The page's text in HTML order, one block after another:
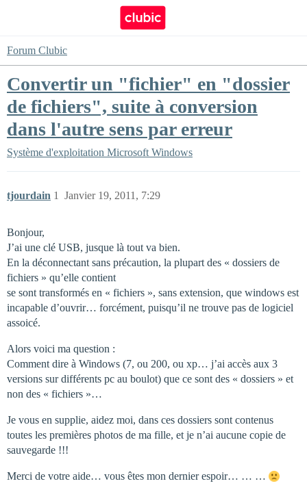
Forum Clubic
Convertir un "fichier" en "dossier
de fichiers", suite à conversion
dans l'autre sens par erreur
Système d'exploitation Microsoft Windows
tjourdain Janvier 19, 2011, 7:29
1
Bonjour,
J’ai une clé USB, jusque là tout va bien.
En la déconnectant sans précaution, la plupart des « dossiers de
fichiers » qu’elle contient
se sont transformés en « fichiers », sans extension, que windows est
incapable d’ouvrir… forcément, puisqu’il ne trouve pas de logiciel
assoicé.
Alors voici ma question :
Comment dire à Windows (7, ou 200, ou xp… j’ai accès aux 3
versions sur différents pc au boulot) que ce sont des « dossiers » et
non des « fichiers »…
Je vous en supplie, aidez moi, dans ces dossiers sont contenus
toutes les premières photos de ma fille, et je n’ai aucune copie de
sauvegarde !!!
Merci de votre aide… vous êtes mon dernier espoir… … …